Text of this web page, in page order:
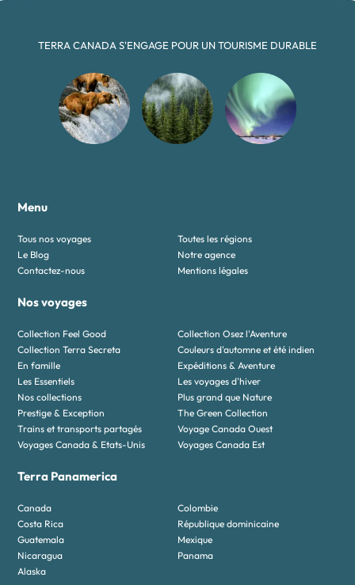
TERRA CANADA S'ENGAGE POUR UN TOURISME DURABLE
Menu
Tous nos voyages
Toutes les régions
Le Blog
Notre agence
Contactez-nous
Mentions légales
Nos voyages
Collection Feel Good
Collection Osez l'Aventure
Collection Terra Secreta
Couleurs d'automne et été indien
En famille
Expéditions & Aventure
Les Essentiels
Les voyages d'hiver
Nos collections
Plus grand que Nature
Prestige & Exception
The Green Collection
Trains et transports partagés
Voyage Canada Ouest
Voyages Canada & Etats-Unis
Voyages Canada Est
Terra Panamerica
Canada
Colombie
Costa Rica
République dominicaine
Guatemala
Mexique
Nicaragua
Panama
Alaska